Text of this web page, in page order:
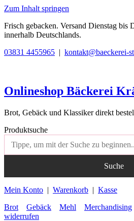
Zum Inhalt springen
Frisch gebacken. Versand Dienstag bis
innerhalb Deutschlands.
03831 4455965 | kontakt@baeckerei-
Onlineshop Bäckerei
Brot, Gebäck und Klassiker direkt
Produktsuche
Suche
Mein Konto | Warenkorb | Kasse
Brot
Gebäck Mehl Merchandising
widerrufen